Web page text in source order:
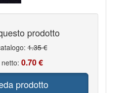
prodotto
1.35 €
0.70 €
prodotto